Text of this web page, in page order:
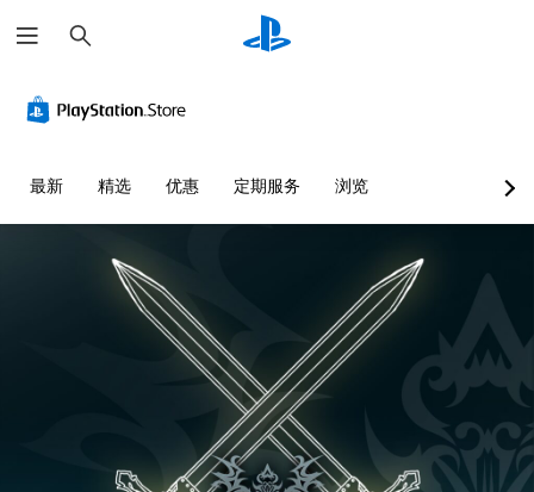
索
最新 精选 优惠 定期服务 浏览